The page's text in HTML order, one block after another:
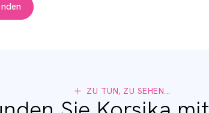
ZU TUN, ZU SEHEN...